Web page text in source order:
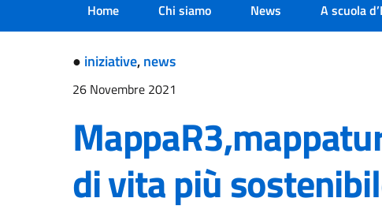
Home Chi siamo News A scuola
● iniziative,news
26 Novembre 2021
di vita più